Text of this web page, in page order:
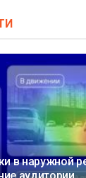
в наружной